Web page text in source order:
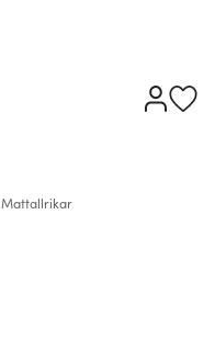
Mattallrikar